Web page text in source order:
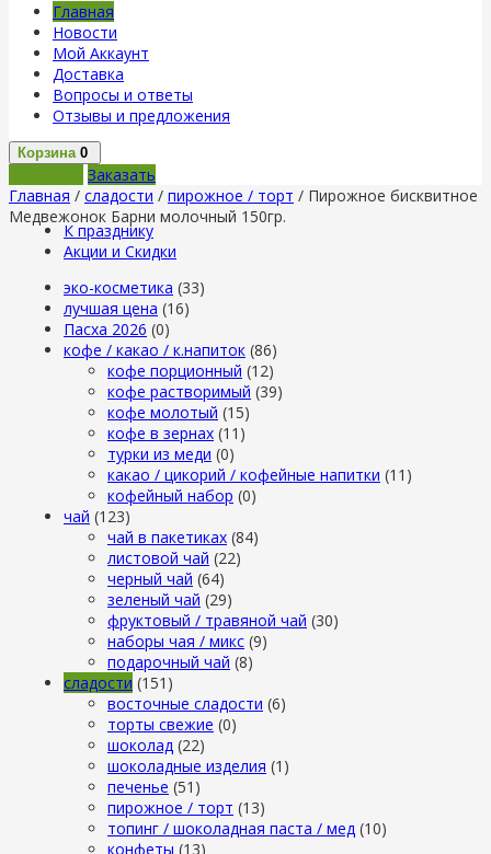
Главная
Новости
Мой Аккаунт
Доставка
Вопросы и ответы
Отзывы и предложения
Корзина 0
Заказать
Главная / сладости / пирожное / торт / Пирожное бисквитное
Медвежонок Барни молочный 150гр.
К празднику
Акции и Скидки
эко-косметика (33)
лучшая цена (16)
Пасха 2026 (0)
кофе / какао / к.напиток (86)
кофе порционный (12)
кофе растворимый (39)
кофе молотый (15)
кофе в зернах (11)
турки из меди (0)
какао / цикорий / кофейные напитки (11)
кофейный набор (0)
чай (123)
чай в пакетиках (84)
листовой чай (22)
черный чай (64)
зеленый чай (29)
фруктовый / травяной чай (30)
наборы чая / микс (9)
подарочный чай (8)
сладости (151)
восточные сладости (6)
торты свежие (0)
шоколад (22)
шоколадные изделия (1)
печенье (51)
пирожное / торт (13)
топинг / шоколадная паста / мед (10)
конфеты (13)